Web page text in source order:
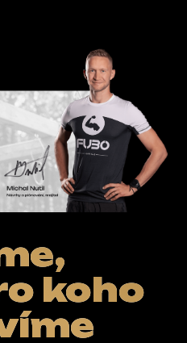
koho